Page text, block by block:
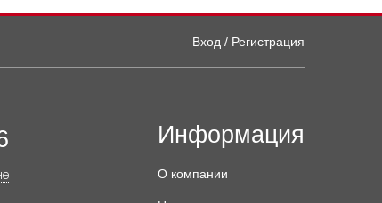
Вход / Регистрация
Информация
О компании